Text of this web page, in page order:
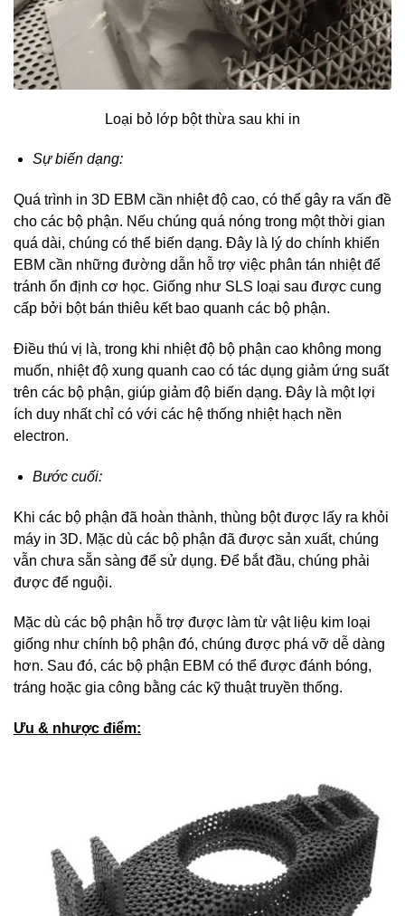
Loại bỏ lớp bột thừa sau khi in
Sự biến dạng:
Quá trình in 3D EBM cần nhiệt độ cao, có thể gây ra vấn đề
cho các bộ phận. Nếu chúng quá nóng trong một thời gian
quá dài, chúng có thể biến dạng. Đây là lý do chính khiến
EBM cần những đường dẫn hỗ trợ việc phân tán nhiệt để
tránh ổn định cơ học. Giống như SLS loại sau được cung
cấp bởi bột bán thiêu kết bao quanh các bộ phận.
Điều thú vị là, trong khi nhiệt độ bộ phận cao không mong
muốn, nhiệt độ xung quanh cao có tác dụng giảm ứng suất
trên các bộ phận, giúp giảm độ biến dạng. Đây là một lợi
ích duy nhất chỉ có với các hệ thống nhiệt hạch nền
electron.
Bước cuối:
Khi các bộ phận đã hoàn thành, thùng bột được lấy ra khỏi
máy in 3D. Mặc dù các bộ phận đã được sản xuất, chúng
vẫn chưa sẵn sàng để sử dụng. Để bắt đầu, chúng phải
được để nguội.
Mặc dù các bộ phận hỗ trợ được làm từ vật liệu kim loại
giống như chính bộ phận đó, chúng được phá vỡ dễ dàng
hơn. Sau đó, các bộ phận EBM có thể được đánh bóng,
tráng hoặc gia công bằng các kỹ thuật truyền thống.
Ưu & nhược điểm: